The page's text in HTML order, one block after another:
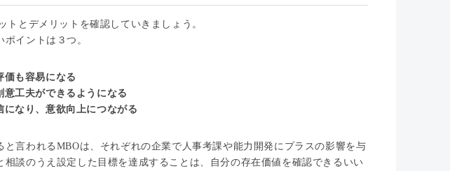
とデメリットを確認していきましょう。
イントは３つ。
価も容易になる
工夫ができるようになる
なり、意欲向上につながる
言われるMBOは、それぞれの企業で人事考課や能力開発にプラスの影響を与
相談のうえ設定した目標を達成することは、自分の存在価値を確認できるいい